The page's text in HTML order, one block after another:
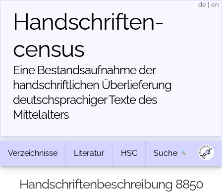
Handschriften­
census
Eine Bestandsaufnahme der
handschriftlichen Über­lieferung
deutschsprachiger Texte des
Mittelalters
de en
Verzeichnisse Literatur HSC Suche
Handschriftenbeschreibung 8850